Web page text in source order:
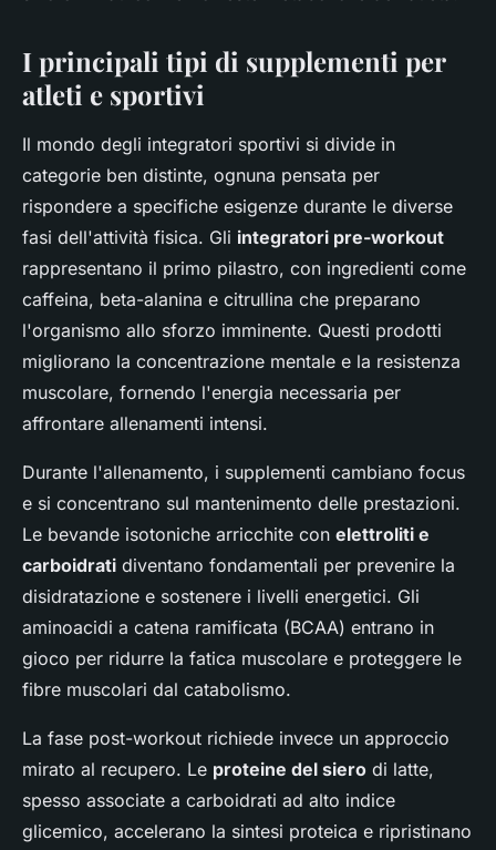
I principali tipi di supplementi per
atleti e sportivi
Il mondo degli integratori sportivi si divide in
categorie ben distinte, ognuna pensata per
rispondere a specifiche esigenze durante le diverse
fasi dell'attività fisica. Gli integratori pre-workout
rappresentano il primo pilastro, con ingredienti come
caffeina, beta-alanina e citrullina che preparano
l'organismo allo sforzo imminente. Questi prodotti
migliorano la concentrazione mentale e la resistenza
muscolare, fornendo l'energia necessaria per
affrontare allenamenti intensi.
Durante l'allenamento, i supplementi cambiano focus
e si concentrano sul mantenimento delle prestazioni.
Le bevande isotoniche arricchite con elettroliti e
carboidrati diventano fondamentali per prevenire la
disidratazione e sostenere i livelli energetici. Gli
aminoacidi a catena ramificata (BCAA) entrano in
gioco per ridurre la fatica muscolare e proteggere le
fibre muscolari dal catabolismo.
La fase post-workout richiede invece un approccio
mirato al recupero. Le proteine del siero di latte,
spesso associate a carboidrati ad alto indice
glicemico, accelerano la sintesi proteica e ripristinano